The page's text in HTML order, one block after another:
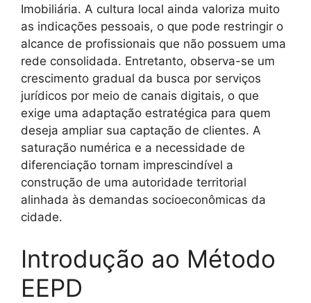
Imobiliária. A cultura local ainda valoriza muito
as indicações pessoais, o que pode restringir o
alcance de profissionais que não possuem uma
rede consolidada. Entretanto, observa-se um
crescimento gradual da busca por serviços
jurídicos por meio de canais digitais, o que
exige uma adaptação estratégica para quem
deseja ampliar sua captação de clientes. A
saturação numérica e a necessidade de
diferenciação tornam imprescindível a
construção de uma autoridade territorial
alinhada às demandas socioeconômicas da
cidade.
Introdução ao Método
EEPD